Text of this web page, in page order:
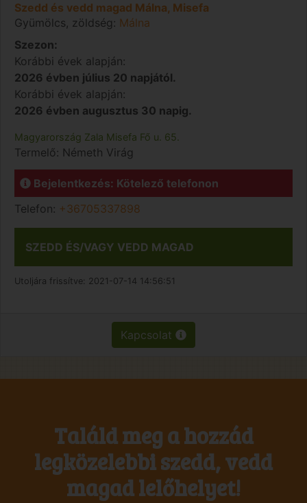
Szedd és vedd magad Málna, Misefa
Gyümölcs, zöldség: Málna
Szezon:
Korábbi évek alapján:
2026 évben július 20 napjától.
Korábbi évek alapján:
2026 évben augusztus 30 napig.
Magyarország Zala Misefa Fő u. 65.
Termelő: Németh Virág
Bejelentkezés: Kötelező telefonon
Telefon: +36705337898
SZEDD ÉS/VAGY VEDD MAGAD
Utoljára frissítve: 2021-07-14 14:56:51
Kapcsolat
Találd meg a hozzád
legközelebbi szedd, vedd
magad lelőhelyet!